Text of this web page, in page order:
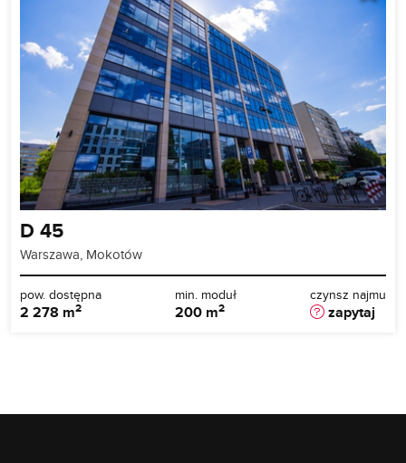
D 45
Warszawa, Mokotów
pow. dostępna
2 278 m2
min. moduł
200 m2
czynsz najmu
zapytaj